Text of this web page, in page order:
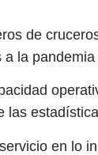
de
la
las
en lo